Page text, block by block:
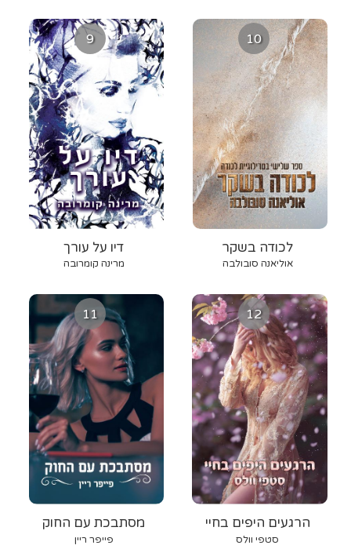
9
דיו על עורך
מרינה קומרובה
10
לכודה בשקר
אוליאנה סובולבה
11
מסתבכת עם החוק
פייפר ריין
12
הרגעים היפים בחיי
סטפי וולס